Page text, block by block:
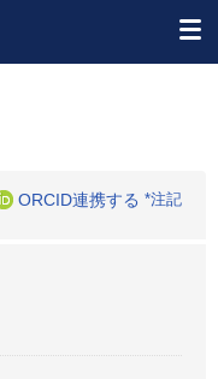
ORCID連携する *注記